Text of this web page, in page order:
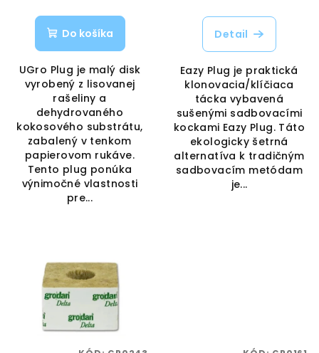
Do košíka
UGro Plug je malý disk
vyrobený z lisovanej
rašeliny a
dehydrovaného
kokosového substrátu,
zabalený v tenkom
papierovom rukáve.
Tento plug ponúka
výnimočné vlastnosti
pre...
Detail
Eazy Plug je praktická
klonovacia/klíčiaca
tácka vybavená
sušenými sadbovacími
kockami Eazy Plug. Táto
ekologicky šetrná
alternatíva k tradičným
sadbovacím metódam
je...